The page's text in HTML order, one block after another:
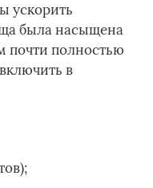
ускорить
была насыщена
почти полностью
в